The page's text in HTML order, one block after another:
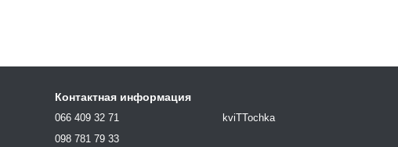
Контактная информация
066 409 32 71
098 781 79 33
kviTTochka